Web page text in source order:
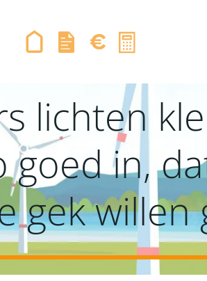
lichten
goed in,
gek willen